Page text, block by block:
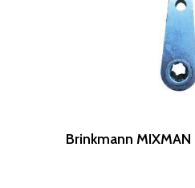
Leer
Brinkmann